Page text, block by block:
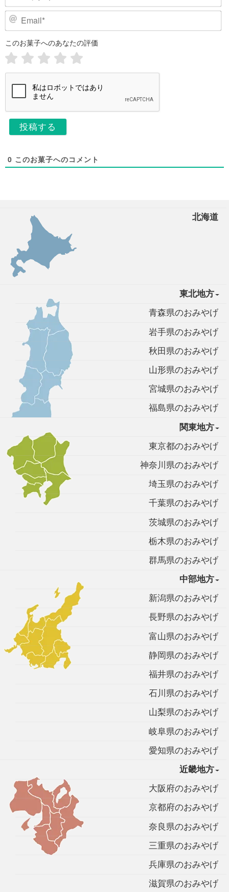
北海道
東北地方
青森県のおみやげ
岩手県のおみやげ
秋田県のおみやげ
山形県のおみやげ
宮城県のおみやげ
福島県のおみやげ
関東地方
東京都のおみやげ
神奈川県のおみやげ
埼玉県のおみやげ
千葉県のおみやげ
茨城県のおみやげ
栃木県のおみやげ
群馬県のおみやげ
中部地方
新潟県のおみやげ
長野県のおみやげ
富山県のおみやげ
静岡県のおみやげ
福井県のおみやげ
石川県のおみやげ
山梨県のおみやげ
岐阜県のおみやげ
愛知県のおみやげ
近畿地方
大阪府のおみやげ
京都府のおみやげ
奈良県のおみやげ
三重県のおみやげ
兵庫県のおみやげ
滋賀県のおみやげ
ク
E
このお菓子へのあなたの評価
0 このお菓子へのコメント